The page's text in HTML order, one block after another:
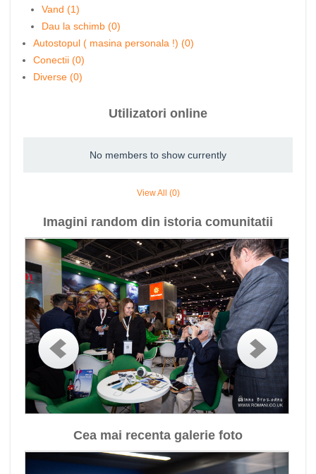
Vand (1)
Dau la schimb (0)
Autostopul ( masina personala !) (0)
Conectii (0)
Diverse (0)
Utilizatori online
No members to show currently
View All (0)
Imagini random din istoria comunitatii
Cea mai recenta galerie foto